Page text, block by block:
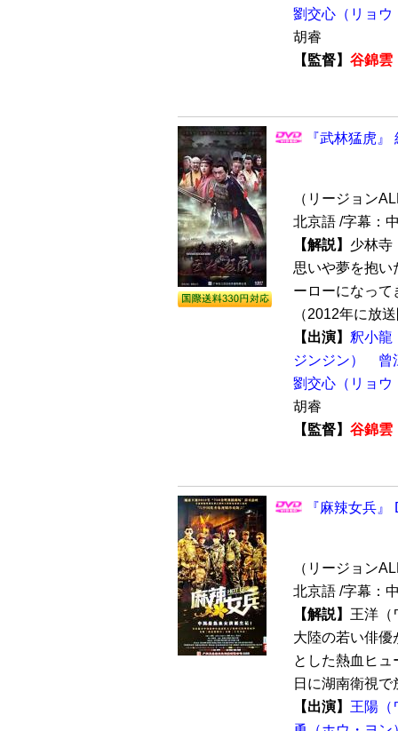
劉交心（リョウ
胡睿
【監督】 谷錦雲
『武林猛虎
（リージョン
北京語 /字幕：
【解説】 少林寺
思いや夢を抱い
ーローになって
（2012年に放
【出演】 釈小龍
ジンジン）
曾
劉交心（リョウ
胡睿
【監督】 谷錦雲
『麻辣女兵
（リージョン
北京語 /字幕：
【解説】 王洋（
大陸の若い俳優
とした熱血ヒ
日に湖南衛視で
【出演】 王陽（